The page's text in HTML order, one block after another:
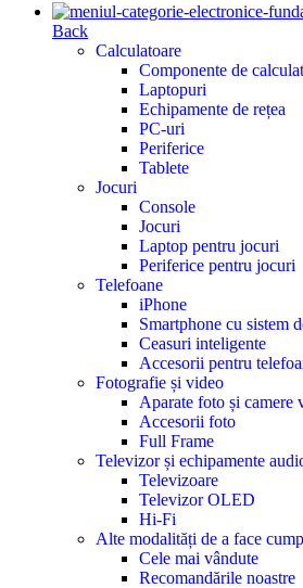
Back
Calculatoare
Componente de
Laptopuri
Echipamente de rețea
PC-uri
Periferice
Tablete
Jocuri
Console
Jocuri
Laptop pentru jocuri
Periferice pentru jocuri
Telefoane
iPhone
Smartphone cu sistem
Ceasuri inteligente
Accesorii pentru
Fotografie și video
Aparate foto și camere
Accesorii foto
Full Frame
Televizor și echipamente
Televizoare
Televizor OLED
Hi-Fi
Alte modalități de a face
Cele mai vândute
Recomandările noastre